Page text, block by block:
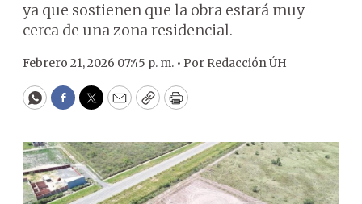
ya que sostienen que la obra estará muy
cerca de una zona residencial.
Febrero 21, 2026 07:45 p. m. • Por Redacción ÚH
WhatsApp
Facebook
Twitter
EmailCopyPrint